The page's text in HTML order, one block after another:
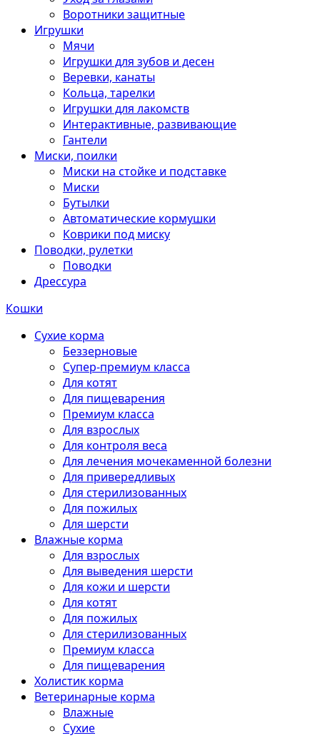
Воротники защитные
Игрушки
Мячи
Игрушки для зубов и десен
Веревки, канаты
Кольца, тарелки
Игрушки для лакомств
Интерактивные, развивающие
Гантели
Миски, поилки
Миски на стойке и подставке
Миски
Бутылки
Автоматические кормушки
Коврики под миску
Поводки, рулетки
Поводки
Дрессура
Кошки
Сухие корма
Беззерновые
Супер-премиум класса
Для котят
Для пищеварения
Премиум класса
Для взрослых
Для контроля веса
Для лечения мочекаменной болезни
Для привередливых
Для стерилизованных
Для пожилых
Для шерсти
Влажные корма
Для взрослых
Для выведения шерсти
Для кожи и шерсти
Для котят
Для пожилых
Для стерилизованных
Премиум класса
Для пищеварения
Холистик корма
Ветеринарные корма
Влажные
Сухие